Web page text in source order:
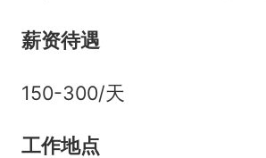
薪资待遇
150-300/天
工作地点